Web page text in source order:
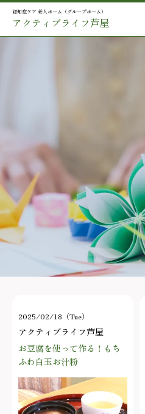
認知症ケア 老人ホーム（グループホーム）
アクティブライフ芦屋
2025/02/18（Tue）
アクティブライフ芦屋
お豆腐を使って作る！もち
ふわ白玉お汁粉